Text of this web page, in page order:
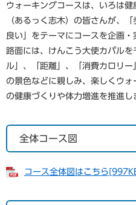
ウォーキングコースは、いろは
（あるっく志木）の皆さんが、
良い」をテーマにコースを企画・
路面には、けんこう大使カパル
ル」、「距離」、「消費カロリ
の景色などに親しみ、楽しくウ
の健康づくりや体力増進を推進し
全体コース図
コース全体図はこちら